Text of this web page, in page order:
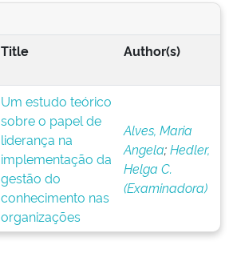
Title Author(s)
Um estudo teórico
sobre o papel de
liderança na
implementação da
gestão do
conhecimento nas
organizações
Alves, Maria
Angela;Hedler,
Helga C.
(Examinadora)